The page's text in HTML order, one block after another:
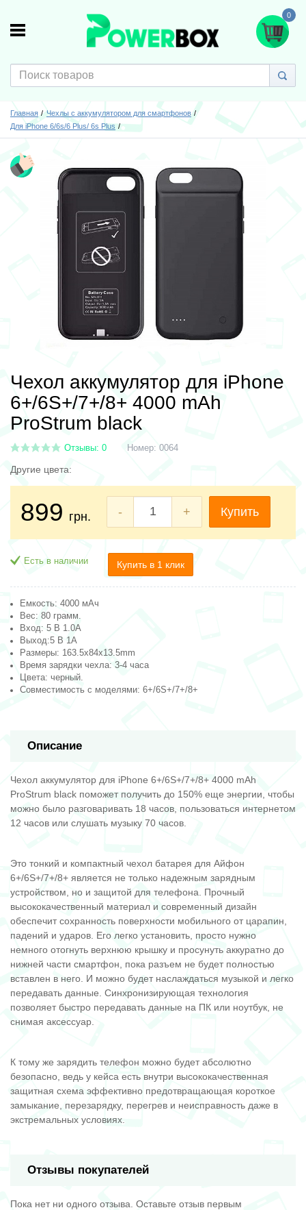
0
Главная
Чехлы с аккумулятором для смартфонов
Для iPhone 6/6s/6 Plus/ 6s Plus
Чехол аккумулятор для iPhone
6+/6S+/7+/8+ 4000 mAh
ProStrum black
Отзывы: 0 Номер: 0064
Другие цвета:
899 грн. - + Купить
Есть в наличии Купить в 1 клик
Емкость: 4000 мАч
Вес: 80 грамм.
Вход: 5 В 1.0A
Выход:5 В 1A
Размеры: 163.5х84х13.5mm
Время зарядки чехла: 3-4 часа
Цвета: черный.
Совместимость с моделями: 6+/6S+/7+/8+
Описание
Чехол аккумулятор для iPhone 6+/6S+/7+/8+ 4000 mAh
ProStrum black поможет получить до 150% еще энергии, чтобы
можно было разговаривать 18 часов, пользоваться интернетом
12 часов или слушать музыку 70 часов.
Это тонкий и компактный чехол батарея для Айфон
6+/6S+/7+/8+ является не только надежным зарядным
устройством, но и защитой для телефона. Прочный
высококачественный материал и современный дизайн
обеспечит сохранность поверхности мобильного от царапин,
падений и ударов. Его легко установить, просто нужно
немного отогнуть верхнюю крышку и просунуть аккуратно до
нижней части смартфон, пока разъем не будет полностью
вставлен в него. И можно будет наслаждаться музыкой и легко
передавать данные. Синхронизирующая технология
позволяет быстро передавать данные на ПК или ноутбук, не
снимая аксессуар.
К тому же зарядить телефон можно будет абсолютно
безопасно, ведь у кейса есть внутри высококачественная
защитная схема эффективно предотвращающая короткое
замыкание, перезарядку, перегрев и неисправность даже в
экстремальных условиях.
Отзывы покупателей
Пока нет ни одного отзыва. Оставьте отзыв первым